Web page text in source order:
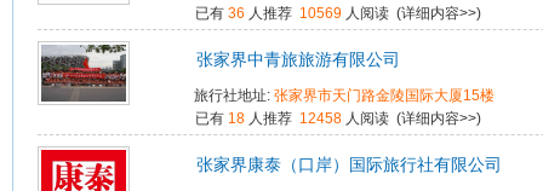
已有36 人推荐 10569 人阅读 (详细内容>>)
张家界中青旅旅游有限公司
旅行社地址:张家界市天门路金陵国际大厦15楼
已有 18 人推荐 12458 人阅读 (详细内容>>)
张家界康泰（口岸）国际旅行社有限公司